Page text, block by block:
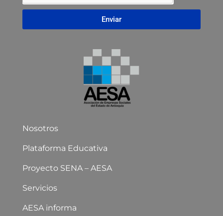
Enviar
Nosotros
Plataforma Educativa
Proyecto SENA – AESA
Servicios
AESA informa